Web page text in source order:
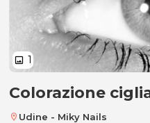
image 1
Colorazione
Colorazione
location_on Udine - Miky Nails